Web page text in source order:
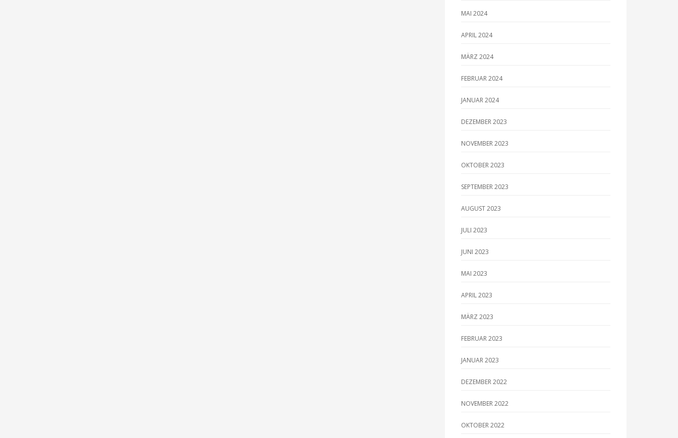
MAI 2024
APRIL 2024
MÄRZ 2024
FEBRUAR 2024
JANUAR 2024
DEZEMBER 2023
NOVEMBER 2023
OKTOBER 2023
SEPTEMBER 2023
AUGUST 2023
JULI 2023
JUNI 2023
MAI 2023
APRIL 2023
MÄRZ 2023
FEBRUAR 2023
JANUAR 2023
DEZEMBER 2022
NOVEMBER 2022
OKTOBER 2022